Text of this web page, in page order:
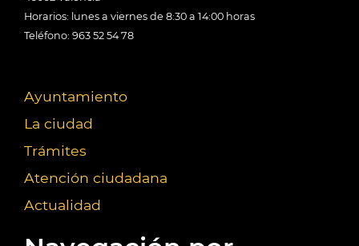
Horarios: lunes a viernes de 8:30 a 14:00 horas
Teléfono: 963 52 54 78
Ayuntamiento
La ciudad
Trámites
Atención ciudadana
Actualidad